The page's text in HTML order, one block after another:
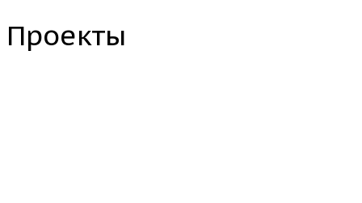
Проекты